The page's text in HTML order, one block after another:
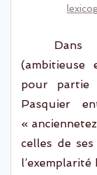
Dans
(ambitieuse
pour partie
Pasquier
«anciennetez
celles de